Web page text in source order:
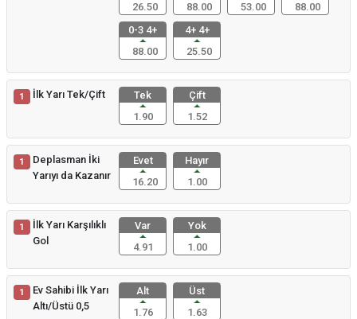
26.50
88.00
53.00
88.00
0-3 4+
88.00
4+ 4+
25.50
1 İlk Yarı Tek/Çift
Tek
1.90
Çift
1.52
1
Deplasman İki
Yarıyı da Kazanır
Evet
16.20
Hayır
1.00
1
İlk Yarı Karşılıklı
Gol
Var
4.91
Yok
1.00
1
Ev Sahibi İlk Yarı
Altı/Üstü 0,5
Alt
1.76
Üst
1.63